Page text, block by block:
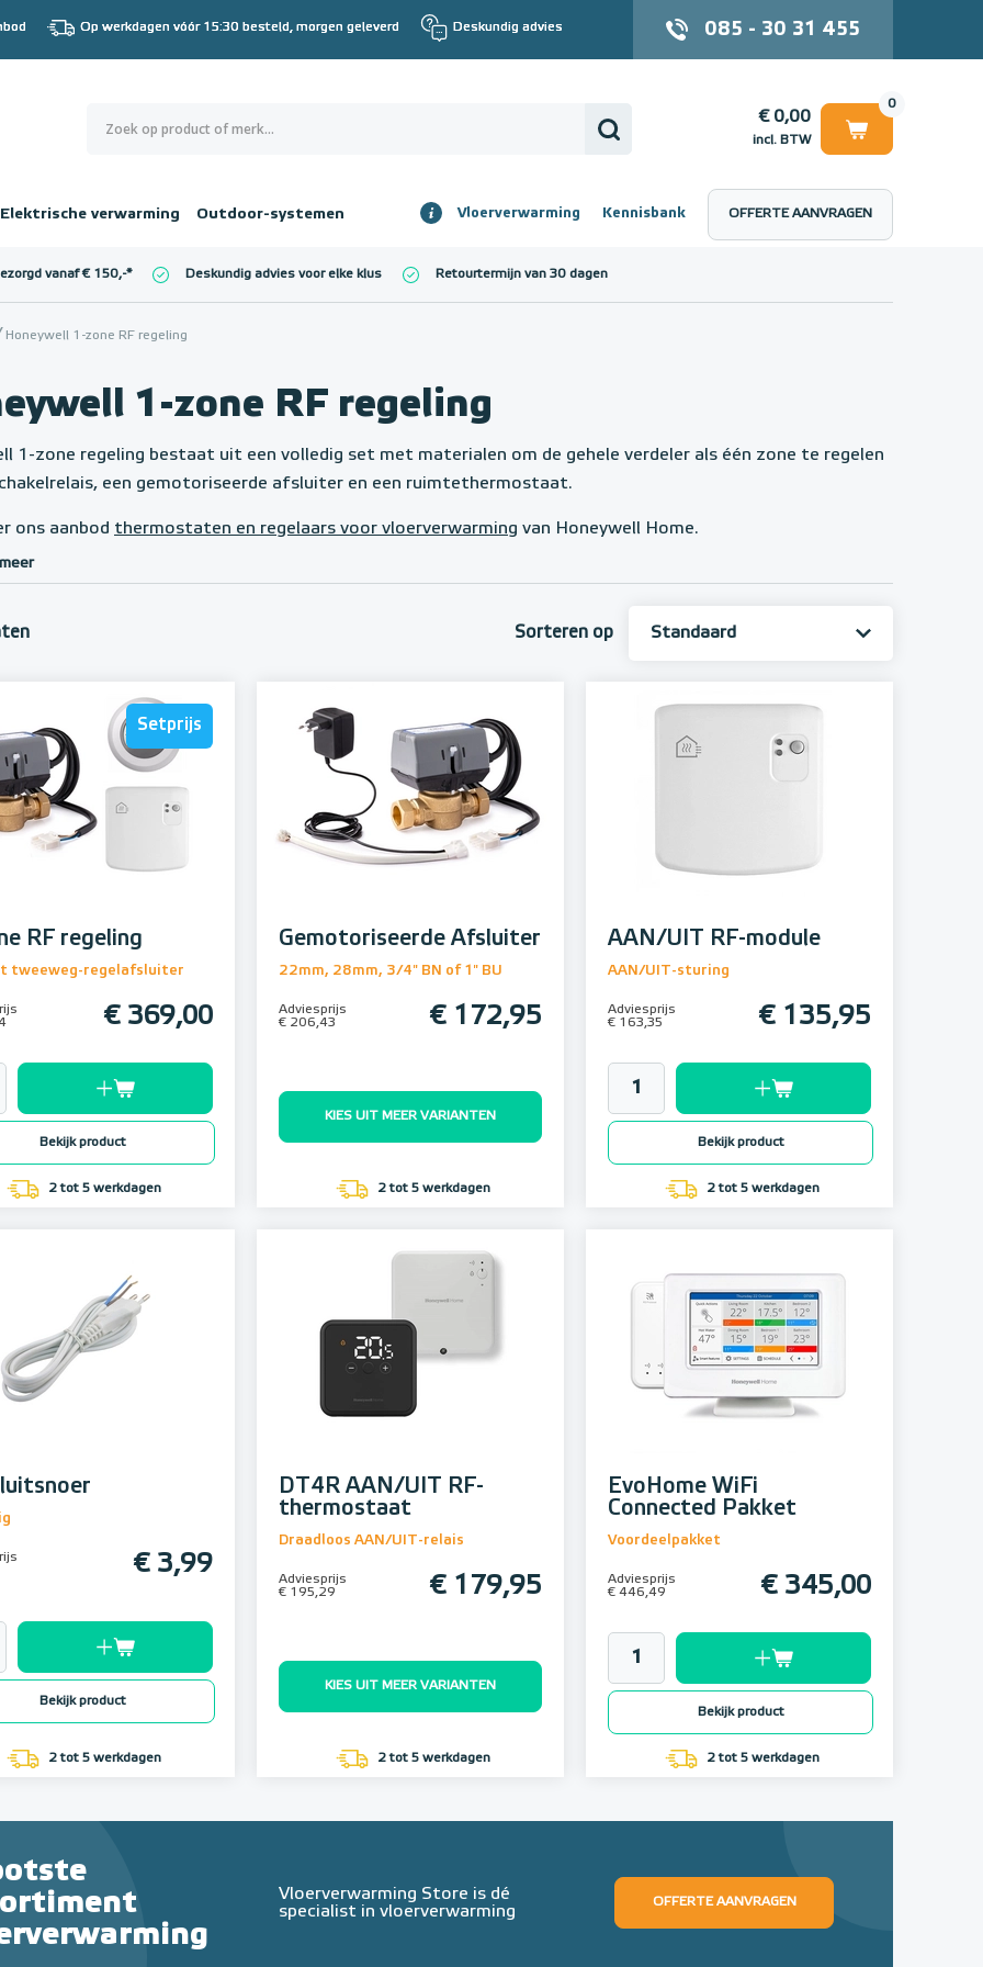
Op werkdagen vóór 15:30 besteld, morgen geleverd Deskundig advies 085 - 30 31 455
0
€ 0,00
incl. BTW
€ 0,00
Elektrische verwarming Outdoor-systemen
€ 0,00 Vloerverwarming Kennisbank OFFERTE AANVRAGEN
vanaf € 150,-* Deskundig advies voor elke klus Retourtermijn van 30 dagen
Honeywell 1-zone RF regeling
1-zone RF regeling
1-zone regeling bestaat uit een volledig set met materialen om de gehele verdeler als één zone te regelen
een gemotoriseerde afsluiter en een ruimtethermostaat.
ons aanbod thermostaten en regelaars voor vloerverwarming van Honeywell Home.
Sorteren op
Setprijs
RF regeling
tweeweg-regelafsluiter
€ 369,00
Bekijk product
2 tot 5 werkdagen
Gemotoriseerde Afsluiter
22mm, 28mm, 3/4" BN of 1" BU
Adviesprijs
€ 206,43
€ 172,95
KIES UIT MEER VARIANTEN
2 tot 5 werkdagen
AAN/UIT RF-module
AAN/UIT-sturing
Adviesprijs
€ 163,35
€ 135,95
Bekijk product
2 tot 5 werkdagen
€ 3,99
Bekijk product
2 tot 5 werkdagen
DT4R AAN/UIT RF-
thermostaat
Draadloos AAN/UIT-relais
Adviesprijs
€ 195,29
€ 179,95
KIES UIT MEER VARIANTEN
2 tot 5 werkdagen
Setprijs
EvoHome WiFi
Connected Pakket
Voordeelpakket
Adviesprijs
€ 446,49
€ 345,00
Bekijk product
2 tot 5 werkdagen
Vloerverwarming Store is dé
specialist in vloerverwarming
OFFERTE AANVRAGEN